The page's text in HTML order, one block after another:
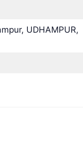
UDHAMPUR,